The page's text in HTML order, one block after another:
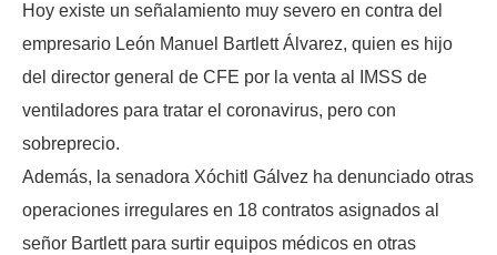
Hoy existe un señalamiento muy severo en contra del
empresario León Manuel Bartlett Álvarez, quien es hijo
del director general de CFE por la venta al IMSS de
ventiladores para tratar el coronavirus, pero con
sobreprecio.
Además, la senadora Xóchitl Gálvez ha denunciado otras
operaciones irregulares en 18 contratos asignados al
señor Bartlett para surtir equipos médicos en otras